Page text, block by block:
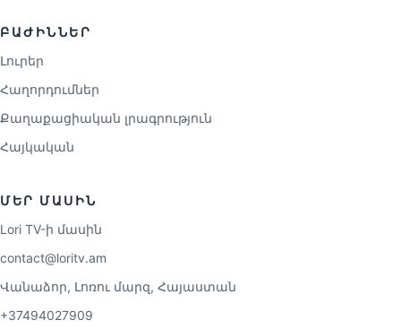
ԲԱԺԻՆՆԵՐ
Լուրեր
Հաղորդումներ
Քաղաքացիական լրագրություն
Հայկական
ՄԵՐ ՄԱՍԻՆ
Lori TV-ի մասին
contact@loritv.am
Վանաձոր, Լոռու մարզ, Հայաստան
+37494027909